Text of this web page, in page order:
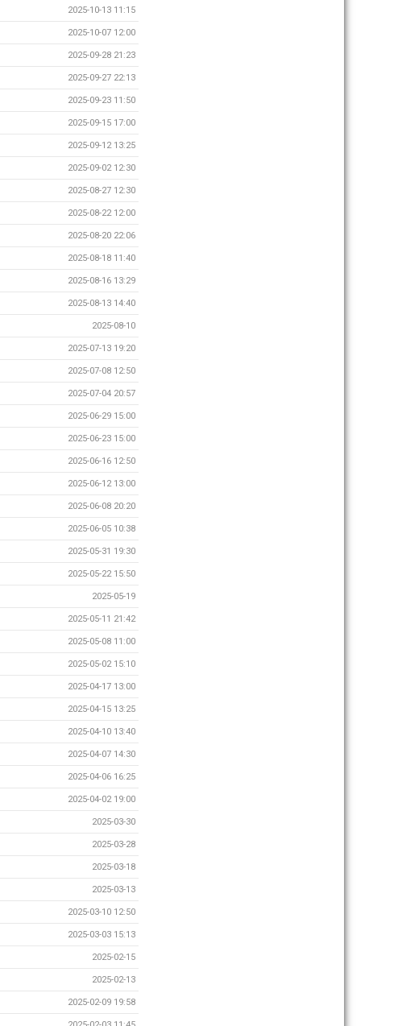
2025-10-13 11:15
2025-10-07 12:00
2025-09-28 21:23
2025-09-27 22:13
2025-09-23 11:50
2025-09-15 17:00
2025-09-12 13:25
2025-09-02 12:30
2025-08-27 12:30
2025-08-22 12:00
2025-08-20 22:06
2025-08-18 11:40
2025-08-16 13:29
2025-08-13 14:40
2025-08-10
2025-07-13 19:20
2025-07-08 12:50
2025-07-04 20:57
2025-06-29 15:00
2025-06-23 15:00
2025-06-16 12:50
2025-06-12 13:00
2025-06-08 20:20
2025-06-05 10:38
2025-05-31 19:30
2025-05-22 15:50
2025-05-19
2025-05-11 21:42
2025-05-08 11:00
2025-05-02 15:10
2025-04-17 13:00
2025-04-15 13:25
2025-04-10 13:40
2025-04-07 14:30
2025-04-06 16:25
2025-04-02 19:00
2025-03-30
2025-03-28
2025-03-18
2025-03-13
2025-03-10 12:50
2025-03-03 15:13
2025-02-15
2025-02-13
2025-02-09 19:58